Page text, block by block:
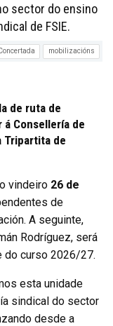
sector do ensino
de FSIE.
mobilizacións
de ruta de
Consellería de
Tripartita de
vindeiro 26 de
de
A seguinte,
Rodríguez, será
do curso 2026/27.
esta unidade
sindical do sector
desde a